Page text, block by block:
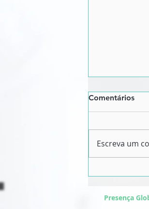
além do
Comentários
Escreva um
Presença